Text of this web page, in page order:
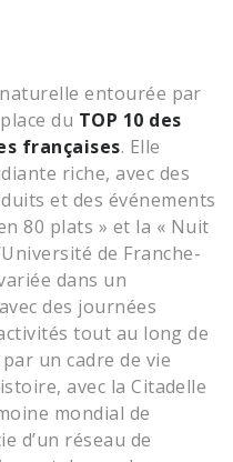
entourée par
du TOP 10 des
françaises. Elle
riche, avec des
et des événements
80 plats » et la « Nuit
de Franche-
dans un
des journées
tout au long de
un cadre de vie
avec la Citadelle
mondial de
d’un réseau de